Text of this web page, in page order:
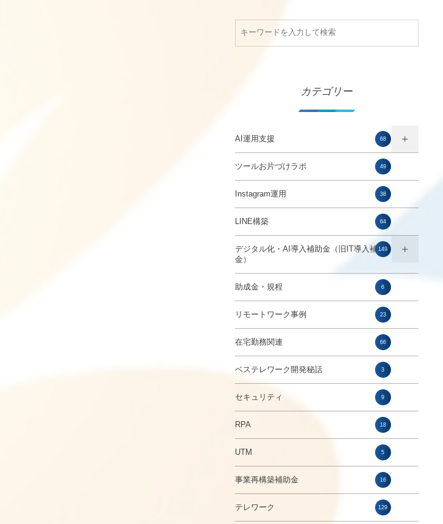
カテゴリー
AI運用支援 68
ツールお片づけラボ 49
Instagram運用 38
LINE構築 64
デジタル化・AI導入補助金（旧IT導入補助
金）
149
助成金・規程 6
リモートワーク事例 23
在宅勤務関連 66
ベステレワーク開発秘話 3
セキュリティ 9
RPA 18
UTM 5
事業再構築補助金 16
テレワーク 129